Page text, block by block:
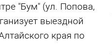
"Бум" (ул. Попова,
выездной
края по